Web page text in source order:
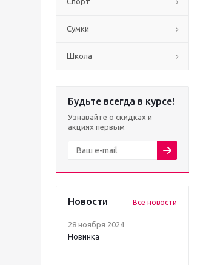
Сумки
Школа
Будьте всегда в курсе!
Узнавайте о скидках и
акциях первым
Новости Все новости
28 ноября 2024
Новинка